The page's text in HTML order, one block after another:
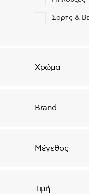
Σορτς &
Παντελόνια
Φούστες
Μαγιό
Χρώμα
Brand
Μέγεθος
Τιμή